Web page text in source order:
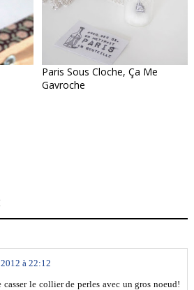
Paris Sous Cloche, Ça Me
Gavroche
à 22:12
casser le collier de perles avec un gros noeud!